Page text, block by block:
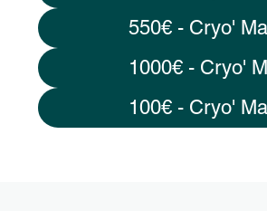
550€ - Cryo'
1000€ - Cryo'
100€ - Cryo'